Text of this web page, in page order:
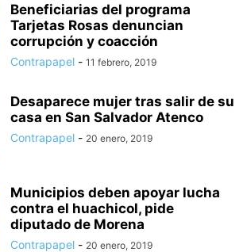
Beneficiarias del programa
Tarjetas Rosas denuncian
corrupción y coacción
Contrapapel - 11 febrero, 2019
Desaparece mujer tras salir de su
casa en San Salvador Atenco
Contrapapel - 20 enero, 2019
Municipios deben apoyar lucha
contra el huachicol, pide
diputado de Morena
Contrapapel - 20 enero, 2019